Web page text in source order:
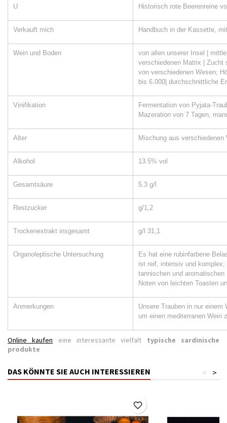
U Historisch rote Beerenreine
Verkauft mich Handbuch in der Kassette,
Wein und Boden
von allen unserer Insel |
verschiedenen Matrix | Zucht
von verschiedenen Wesen;
bis 6.000| durchschnittliche
Vinifikation
Fermentation von Pyjata-
Mazeration von 7 Tagen,
Alter Mischung aus
Alkohol 13.5% vol
Gesamtsäure 5.3 g/l
Restzucker g/1,2
Trockenextrakt insgesamt g/l 31,1
Organoleptische Untersuchung
Es hat eine rubinfarbene
ist reif, intensiv und
tannischen und
Noten von leichten Toasten
Anmerkungen
Unsere Trauben in nur
um einen mediterranen Wein
Online kaufen eine interessante vielfalt typische sardinische
produkte
DAS KÖNNTE SIE AUCH INTERESSIEREN >
<
favorite_border